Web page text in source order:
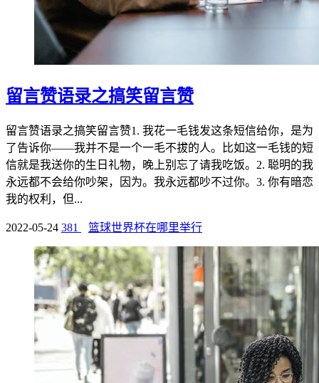
留言赞语录之搞笑留言赞
留言赞语录之搞笑留言赞1. 我花一毛钱发这条短信给你，是为
了告诉你——我并不是一个一毛不拔的人。比如这一毛钱的短
信就是我送你的生日礼物，晚上别忘了请我吃饭。2. 聪明的我
永远都不会给你吵架，因为。我永远都吵不过你。3. 你有暗恋
我的权利，但...
2022-05-24 381 篮球世界杯在哪里举行